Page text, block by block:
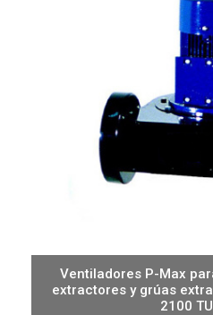
Ventiladores P-Max
extractores y grúas
2100